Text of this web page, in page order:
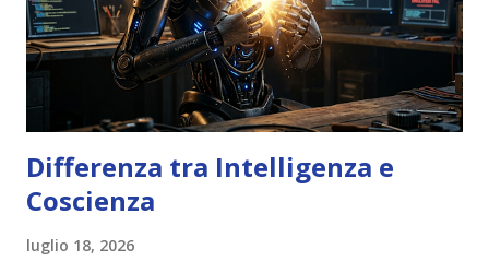
Differenza tra Intelligenza e
Coscienza
luglio 18, 2026